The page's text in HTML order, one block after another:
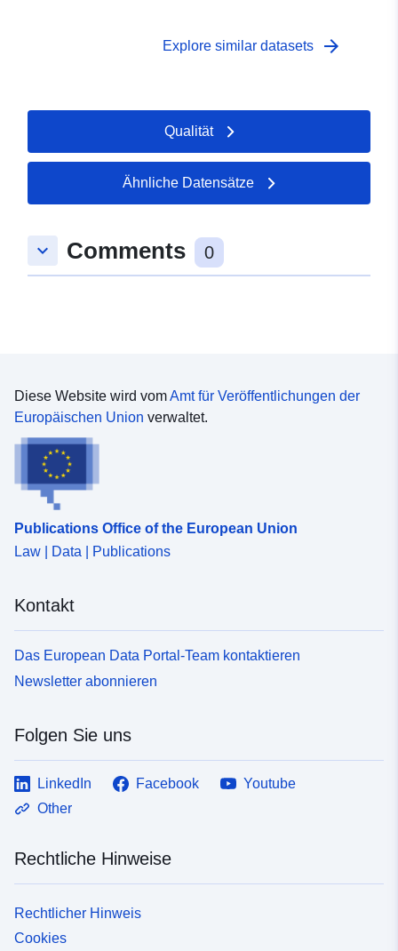
Risikoexponierungsbereich, der dem durch den
Explore similar datasets arrow_forward
Qualität
Ähnliche Datensätze
keyboard_arrow_down Comments 0
Diese Website wird vomAmt für Veröffentlichungen der
Europäischen Union verwaltet.
Publications Office of the European Union
Law | Data | Publications
Kontakt
Das European Data Portal-Team kontaktieren
Newsletter abonnieren
Folgen Sie uns
LinkedIn Facebook
Youtube
Other
Rechtliche Hinweise
Rechtlicher Hinweis
Cookies